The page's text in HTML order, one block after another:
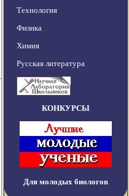
Технология
Физика
Химия
Русская литература
КОНКУРСЫ
Для молодых биологов